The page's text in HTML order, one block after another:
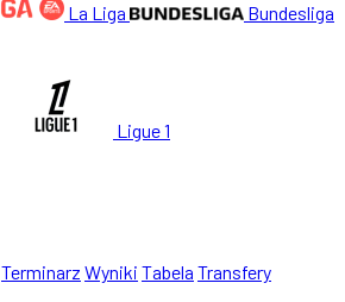
La Liga Bundesliga
Ligue 1
Terminarz Wyniki Tabela Transfery